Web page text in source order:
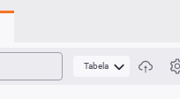
Tabela